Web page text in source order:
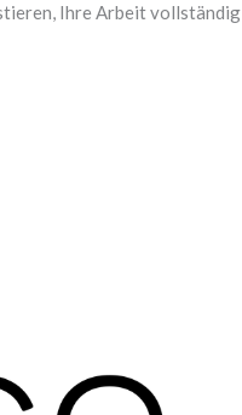
Ihre Arbeit vollständig